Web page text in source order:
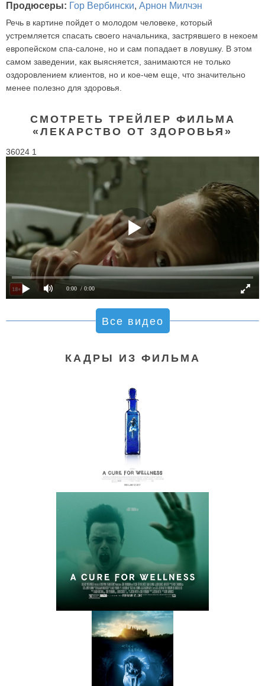
Продюсеры: Гор Вербински, Арнон Милчэн
Речь в картине пойдет о молодом человеке, который
устремляется спасать своего начальника, застрявшего в некоем
европейском спа-салоне, но и сам попадает в ловушку. В этом
самом заведении, как выясняется, занимаются не только
оздоровлением клиентов, но и кое-чем еще, что значительно
менее полезно для здоровья.
СМОТРЕТЬ ТРЕЙЛЕР ФИЛЬМА
«ЛЕКАРСТВО ОТ ЗДОРОВЬЯ»
36024 1
0:00 / 0:00
Все видео
КАДРЫ ИЗ ФИЛЬМА